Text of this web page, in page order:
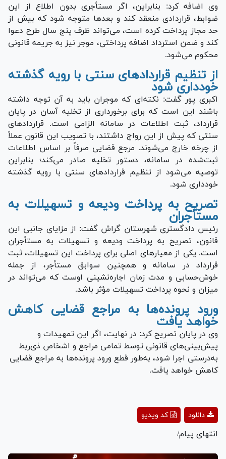
وی اضافه کرد: بنابراین، اگر مستأجری بدون اطلاع از این
ضوابط، قراردادی منعقد کند و بعدها متوجه شود که بیش از
حد مجاز پرداخت کرده است، می‌تواند ظرف پنج سال طرح دعوا
کند و ضمن استرداد اضافه پرداختی، موجر نیز به جریمه قانونی
محکوم می‌شود.
از تنظیم قراردادهای سنتی با رویه گذشته
خودداری شود
اکبری پور گفت: نکته‌ای که موجران باید به آن توجه داشته
باشند این است که برای برخورداری از تخلیه آسان در پایان
قرارداد، ثبت اطلاعات در سامانه الزامی است. قراردادهای
سنتی که پیش از این رواج داشتند، با تصویب این قانون عملاً
از چرخه خارج می‌شوند. مرجع قضایی صرفاً بر اساس اطلاعات
ثبت‌شده در سامانه، دستور تخلیه صادر می‌کند؛ بنابراین
توصیه می‌شود از تنظیم قراردادهای سنتی با رویه گذشته
خودداری شود.
تصریح به پرداخت ودیعه و تسهیلات به
مستأجران
رئیس دادگستری شهرستان گراش گفت: از مزایای جانبی این
قانون، تصریح به پرداخت ودیعه و تسهیلات به مستأجران
است. یکی از معیارهای اصلی برای پرداخت این تسهیلات، ثبت
قرارداد در سامانه و همچنین سوابق مستأجر، از جمله
خوش‌حسابی و مدت زمان اجاره‌نشینی اوست که می‌تواند در
میزان و نحوه پرداخت تسهیلات مؤثر باشد.
ورود پرونده‌ها به مراجع قضایی کاهش
خواهد یافت
وی در پایان تصریح کرد: در نهایت، اگر این تمهیدات و
پیش‌بینی‌های قانونی توسط تمامی مراجع و اشخاص ذی‌ربط
به‌درستی اجرا شود، به‌طور قطع ورود پرونده‌ها به مراجع قضایی
کاهش خواهد یافت.
Playکد ویدیو دانلود
انتهای پیام/